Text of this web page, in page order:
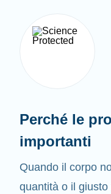
Perché le
importanti
Quando il corpo
quantità o il